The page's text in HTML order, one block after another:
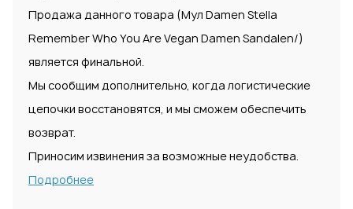
Продажа данного товара (Мул Damen Stella
Remember Who You Are Vegan Damen Sandalen/)
является финальной.
Мы сообщим дополнительно, когда логистические
цепочки восстановятся, и мы сможем обеспечить
возврат.
Приносим извинения за возможные неудобства.
Подробнее